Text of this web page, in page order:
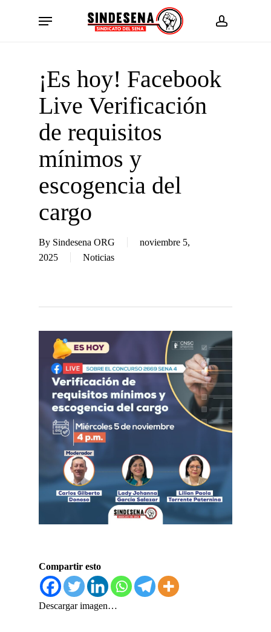
account
Menu
¡Es hoy! Facebook
Live Verificación
de requisitos
mínimos y
escogencia del
cargo
By Sindesena ORG
noviembre 5,
2025
Noticias
Compartir esto
Descargar imagen…